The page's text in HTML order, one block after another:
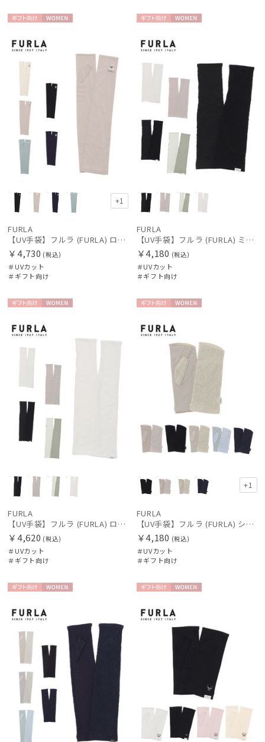
その他
カラー
価格・割引率
在庫表示
販売状況
入荷状況
向け
N
+1
FURLA
【UV手袋】フルラ (FURLA) ロング ＵＶ手袋 ハートベア 指無し
￥4,730 (税込)
＃UVカット
＃ギフト向け
向け
N
FURLA
【UV手袋】フルラ (FURLA) ミディアム ＵＶ手袋 FURLAロゴ 指無し
￥4,180 (税込)
＃UVカット
＃ギフト向け
向け
N
FURLA
【UV手袋】フルラ (FURLA) ロング ＵＶ手袋 FURLAロゴ 指無し
￥4,620 (税込)
＃UVカット
＃ギフト向け
向け
N
+1
FURLA
【UV手袋】フルラ (FURLA) ショート ＵＶ手袋 FURLAロゴ 指無し
￥4,180 (税込)
＃UVカット
＃ギフト向け
向け
N
向け
N